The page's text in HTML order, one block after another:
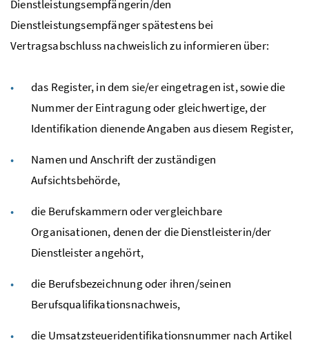
Dienstleistungsempfängerin/den
Dienstleistungsempfänger spätestens bei
Vertragsabschluss nachweislich zu informieren über:
das Register, in dem sie/er eingetragen ist, sowie die
Nummer der Eintragung oder gleichwertige, der
Identifikation dienende Angaben aus diesem Register,
Namen und Anschrift der zuständigen
Aufsichtsbehörde,
die Berufskammern oder vergleichbare
Organisationen, denen der die Dienstleisterin/der
Dienstleister angehört,
die Berufsbezeichnung oder ihren/seinen
Berufsqualifikationsnachweis,
die Umsatzsteueridentifikationsnummer nach Artikel